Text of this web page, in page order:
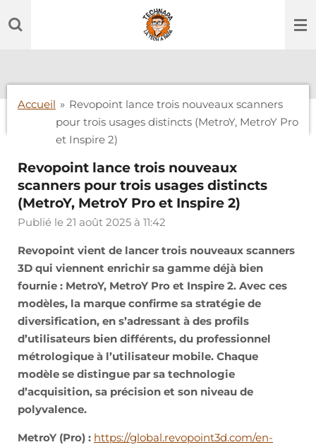
Passer
au
contenu
Accueil » Revopoint lance trois nouveaux scanners
pour trois usages distincts (MetroY, MetroY Pro
et Inspire 2)
Revopoint lance trois nouveaux
scanners pour trois usages distincts
(MetroY, MetroY Pro et Inspire 2)
Publié le 21 août 2025 à 11:42
Revopoint vient de lancer trois nouveaux scanners
3D qui viennent enrichir sa gamme déjà bien
fournie : MetroY, MetroY Pro et Inspire 2. Avec ces
modèles, la marque confirme sa stratégie de
diversification, en s’adressant à des profils
d’utilisateurs bien différents, du professionnel
métrologique à l’utilisateur mobile. Chaque
modèle se distingue par sa technologie
d’acquisition, sa précision et son niveau de
polyvalence.
MetroY (Pro) : https://global.revopoint3d.com/en-